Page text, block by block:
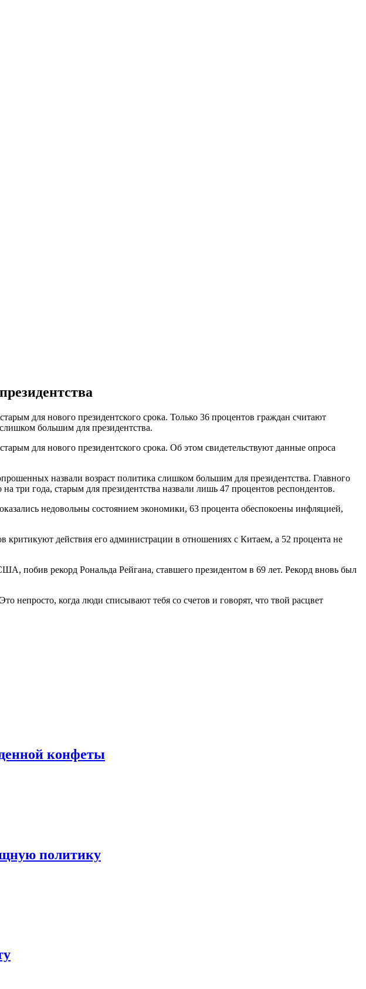
для нового президентского срока. Только 36 процентов граждан считают
большим для президентства.
для нового президентского срока. Об этом свидетельствуют данные опроса
назвали возраст политика слишком большим для президентства. Главного
три года, старым для президентства назвали лишь 47 процентов респондентов.
недовольны состоянием экономики, 63 процента обеспокоены инфляцией,
действия его администрации в отношениях с Китаем, а 52 процента не
побив рекорд Рональда Рейгана, ставшего президентом в 69 лет. Рекорд вновь был
непросто, когда люди списывают тебя со счетов и говорят, что твой расцвет
конфеты
политику